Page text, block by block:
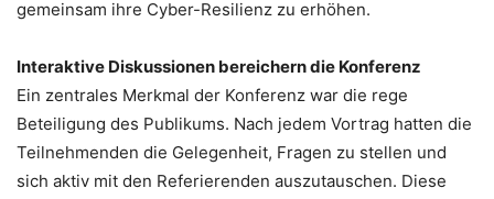
gemeinsam ihre Cyber-Resilienz zu erhöhen.
Interaktive Diskussionen bereichern die Konferenz
Ein zentrales Merkmal der Konferenz war die rege
Beteiligung des Publikums. Nach jedem Vortrag hatten die
Teilnehmenden die Gelegenheit, Fragen zu stellen und
sich aktiv mit den Referierenden auszutauschen. Diese